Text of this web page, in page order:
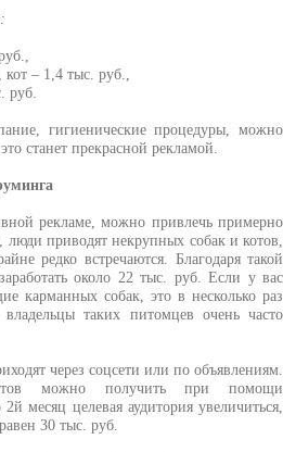
– 1,4 тыс. руб.,
руб.
гигиенические процедуры, можно
станет прекрасной рекламой.
рекламе, можно привлечь примерно
люди приводят некрупных собак и котов,
редко встречаются. Благодаря такой
около 22 тыс. руб. Если у вас
карманных собак, это в несколько раз
таких питомцев очень часто
через соцсети или по объявлениям.
можно получить при помощи
месяц целевая аудитория увеличиться,
30 тыс. руб.